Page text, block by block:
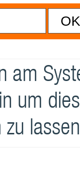
am
um
zu